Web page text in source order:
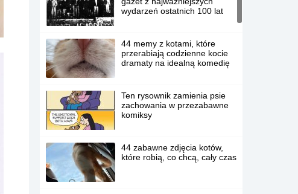
wydarzeń ostatnich 100 lat
44 memy z kotami, które
przerabiają codzienne kocie
dramaty na idealną komedię
Ten rysownik zamienia psie
zachowania w przezabawne
komiksy
44 zabawne zdjęcia kotów,
które robią, co chcą, cały czas